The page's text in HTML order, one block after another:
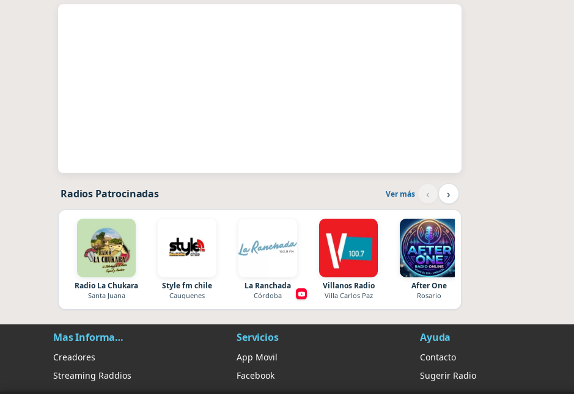
Radios Patrocinadas Ver más ‹ ›
Radio La Chukara
Santa Juana
Style fm chile
Cauquenes
La Ranchada
Córdoba
Villanos Radio
Villa Carlos Paz
After One
Rosario
Mas Información
Creadores
Streaming Raddios
Servicios
App Movil
Facebook
Ayuda
Contacto
Sugerir Radio